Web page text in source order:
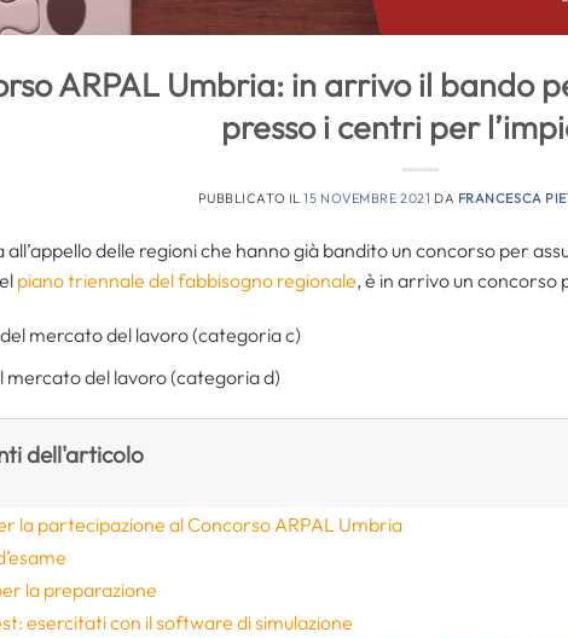
ARPAL Umbria: in arrivo il bando
presso i centri per
PUBBLICATO IL15 NOVEMBRE 2021 DA FRANCESCA
all’appello delle regioni che hanno già bandito un concorso per
piano triennale del fabbisogno regionale, è in arrivo un concorso
mercato del lavoro (categoria c)
mercato del lavoro (categoria d)
dell'articolo
la partecipazione al Concorso ARPAL Umbria
la preparazione
esercitati con il software di simulazione